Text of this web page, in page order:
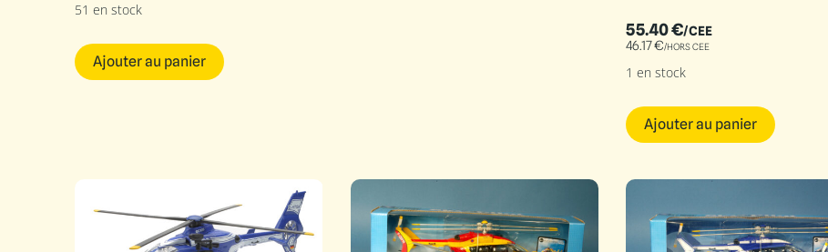
51 en stock
Ajouter au panier
55.40€/CEE
46.17€/HORS CEE
1 en stock
Ajouter au panier